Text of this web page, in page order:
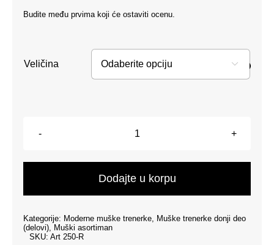
Budite među prvima koji će ostaviti ocenu.
Veličina 
deo
ranflom
Dodajte u korpu
Kategorije: Moderne muške trenerke, Muške trenerke donji deo
(delovi), Muški asortiman
SKU: Art 250-R